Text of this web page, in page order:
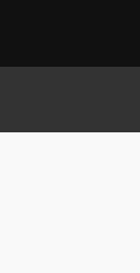
Перейти к
Перейти к
Перейти к